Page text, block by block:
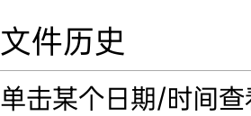
文件历史
单击某个日期/时间